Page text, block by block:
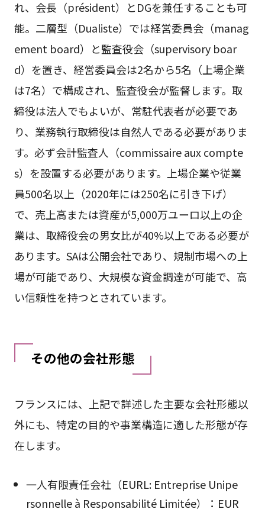
れ、会長（président）とDGを兼任することも可
能。二層型（Dualiste）では経営委員会（manag
ement board）と監査役会（supervisory boar
d）を置き、経営委員会は2名から5名（上場企業
は7名）で構成され、監査役会が監督します。取
締役は法人でもよいが、常駐代表者が必要であ
り、業務執行取締役は自然人である必要がありま
す。必ず会計監査人（commissaire aux compte
s）を設置する必要があります。上場企業や従業
員500名以上（2020年には250名に引き下げ）
で、売上高または資産が5,000万ユーロ以上の企
業は、取締役会の男女比が40%以上である必要が
あります。SAは公開会社であり、規制市場への上
場が可能であり、大規模な資金調達が可能で、高
い信頼性を持つとされています。
その他の会社形態
フランスには、上記で詳述した主要な会社形態以
外にも、特定の目的や事業構造に適した形態が存
在します。
一人有限責任会社（EURL: Entreprise Unipe
rsonnelle à Responsabilité Limitée）：EUR